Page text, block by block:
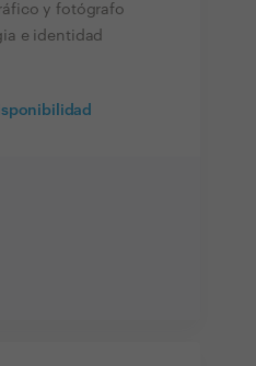
y fotógrafo
e identidad